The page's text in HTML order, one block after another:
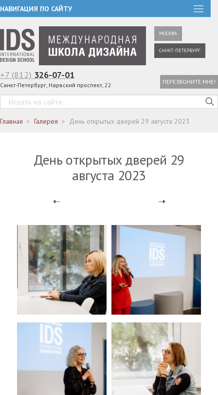
НАВИГАЦИЯ ПО САЙТУ
МОСКВА
САНКТ-ПЕТЕРБУРГ
+7 (812) 326-07-01
Санкт-Петербург, Нарвский проспект, 22 ПЕРЕЗВОНИТЕ МНЕ!
Главная Галерея День открытых дверей 29 августа 2023
День открытых дверей 29
августа 2023